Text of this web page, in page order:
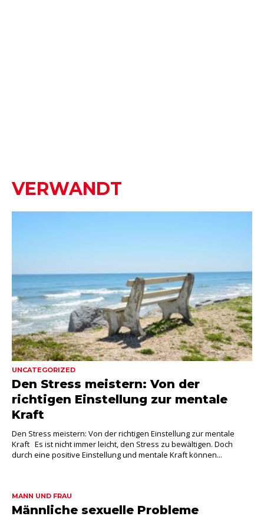
VERWANDT
UNCATEGORIZED
Den Stress meistern: Von der
richtigen Einstellung zur mentale
Kraft
Den Stress meistern: Von der richtigen Einstellung zur mentale
Kraft Es ist nicht immer leicht, den Stress zu bewältigen. Doch
durch eine positive Einstellung und mentale Kraft können...
MANN UND FRAU
Männliche sexuelle Probleme